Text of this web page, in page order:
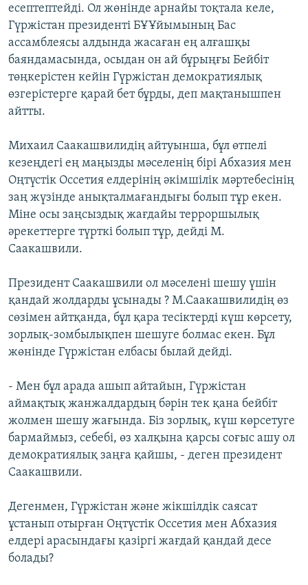
есептептейді. Ол жөнінде арнайы тоқтала келе,
Гүржістан президенті БҰҰйымының Бас
ассамблеясы алдында жасаған ең алғашқы
баяндамасында, осыдан он ай бұрыңғы Бейбіт
төңкерістен кейін Гүржістан демократиялық
өзгерістерге қарай бет бұрды, деп мақтанышпен
айтты.
Михаил Саакашвилидің айтуынша, бұл өтпелі
кезеңдегі ең маңызды мәселенің бірі Абхазия мен
Оңтүстік Оссетия елдерінің әкімшілік мәртебесінің
заң жүзінде анықталмағандығы болып тұр екен.
Міне осы заңсыздық жағдайы терроршылық
әрекеттерге түрткі болып тұр, дейді М.
Саакашвили.
Президент Саакашвили ол мәселені шешу үшін
қандай жолдарды ұсынады ? М.Саакашвилидің өз
сөзімен айтқанда, бұл қара тесіктерді күш көрсету,
зорлық-зомбылықпен шешуге болмас екен. Бұл
жөнінде Гүржістан елбасы былай дейді.
- Мен бұл арада ашып айтайын, Гүржістан
аймақтық жанжалдардың бәрін тек қана бейбіт
жолмен шешу жағында. Біз зорлық, күш көрсетуге
бармаймыз, себебі, өз халқына қарсы соғыс ашу ол
демократиялық заңға қайшы, - деген президент
Саакашвили.
Дегенмен, Гүржістан және жікшілдік саясат
ұстанып отырған Оңтүстік Оссетия мен Абхазия
елдері арасындағы қазіргі жағдай қандай десе
болады?